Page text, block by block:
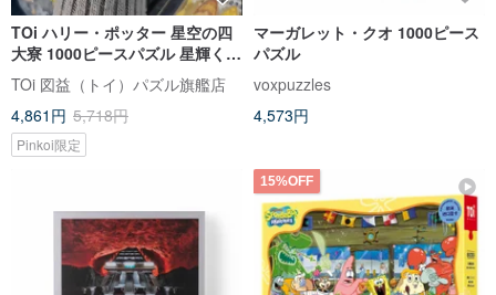
TOi ハリー・ポッター 星空の四
大寮 1000ピースパズル 星輝く教
会の窓 コレクション級ギフト
TOi 図益（トイ）パズル旗艦店
4,861円 5,718円
Pinkoi限定
マーガレット・クオ 1000ピース
パズル
voxpuzzles
4,573円
15%OFF